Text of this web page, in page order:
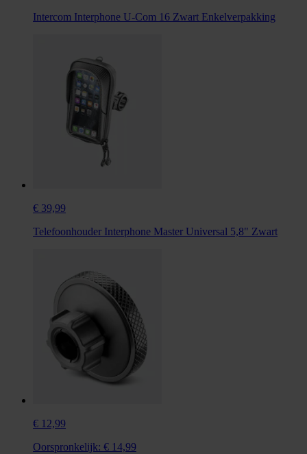
Intercom Interphone U-Com 16 Zwart Enkelverpakking
€ 39,99
Telefoonhouder Interphone Master Universal 5,8" Zwart
€ 12,99
Oorspronkelijk: € 14,99